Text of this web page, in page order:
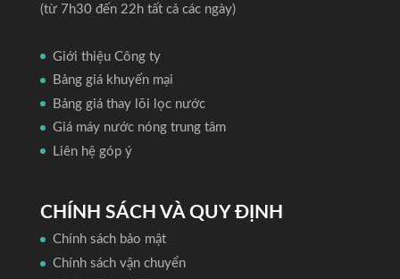
(từ 7h30 đến 22h tất cả các ngày)
Giới thiệu Công ty
Bảng giá khuyến mại
Bảng giá thay lõi lọc nước
Giá máy nước nóng trung tâm
Liên hệ góp ý
CHÍNH SÁCH VÀ QUY ĐỊNH
Chính sách bảo mật
Chính sách vận chuyển